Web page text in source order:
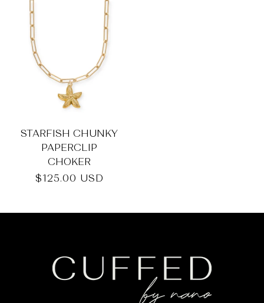
STARFISH CHUNKY
PAPERCLIP
CHOKER
Normaler
$125.00 USD